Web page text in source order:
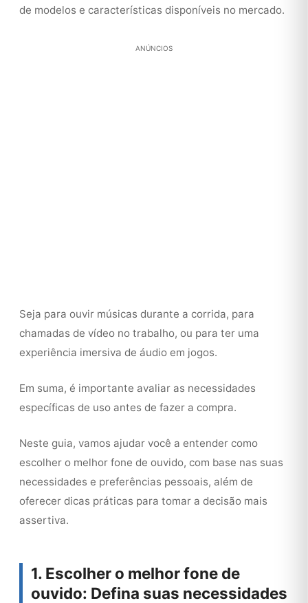
de modelos e características disponíveis no mercado.
ANÚNCIOS
Seja para ouvir músicas durante a corrida, para
chamadas de vídeo no trabalho, ou para ter uma
experiência imersiva de áudio em jogos.
Em suma, é importante avaliar as necessidades
específicas de uso antes de fazer a compra.
Neste guia, vamos ajudar você a entender como
escolher o melhor fone de ouvido, com base nas suas
necessidades e preferências pessoais, além de
oferecer dicas práticas para tomar a decisão mais
assertiva.
1. Escolher o melhor fone de
ouvido: Defina suas necessidades